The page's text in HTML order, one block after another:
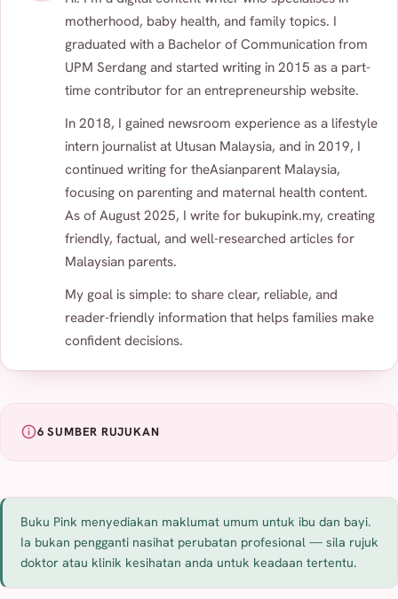
motherhood, baby health, and family topics. I
graduated with a Bachelor of Communication from
UPM Serdang and started writing in 2015 as a part-
time contributor for an entrepreneurship website.
In 2018, I gained newsroom experience as a lifestyle
intern journalist at Utusan Malaysia, and in 2019, I
continued writing for theAsianparent Malaysia,
focusing on parenting and maternal health content.
As of August 2025, I write for bukupink.my, creating
friendly, factual, and well-researched articles for
Malaysian parents.
My goal is simple: to share clear, reliable, and
reader-friendly information that helps families make
confident decisions.
6 SUMBER RUJUKAN
Buku Pink menyediakan maklumat umum untuk ibu dan bayi.
Ia bukan pengganti nasihat perubatan profesional — sila rujuk
doktor atau klinik kesihatan anda untuk keadaan tertentu.